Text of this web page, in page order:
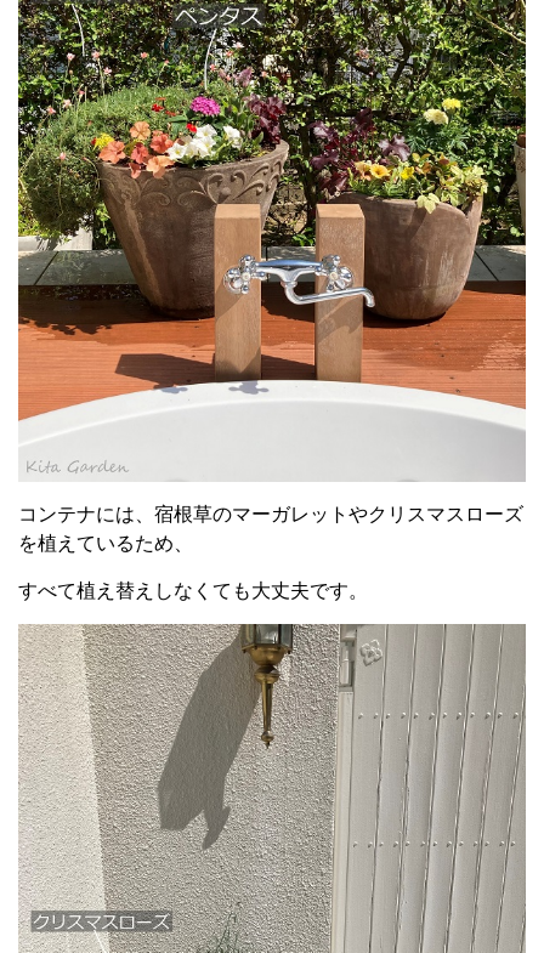
コンテナには、宿根草のマーガレットやクリスマスローズ
を植えているため、
すべて植え替えしなくても大丈夫です。